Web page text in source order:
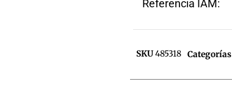
Referencia IAM:
SKU485318 Categorías